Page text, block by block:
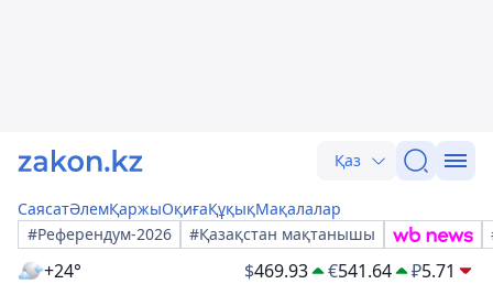
Қаз
СаясатӘлемҚаржыОқиғаҚұқықМақалалар
#Референдум-2026
#Қазақстан мақтанышы
+24° $469.93 €541.64 ₽5.71